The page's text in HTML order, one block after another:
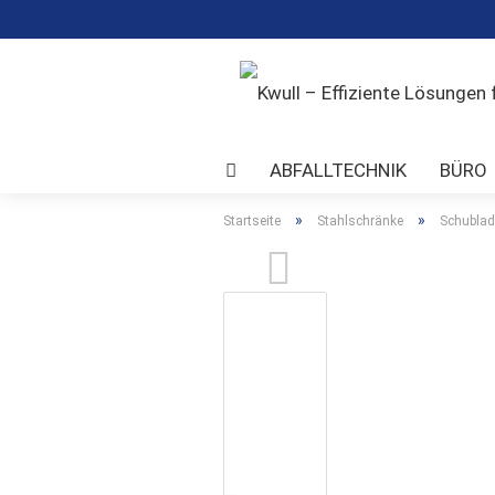
ABFALLTECHNIK BÜRO
TRANSPORTGERÄTE
Startseite » Stahlschränke »